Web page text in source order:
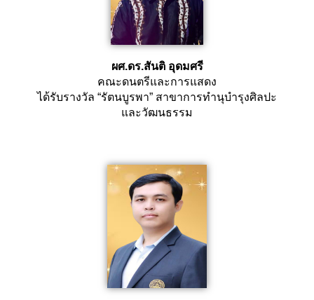
ผศ.ดร.สันติ อุดมศรี
คณะดนตรีและการแสดง
ได้รับรางวัล “รัตนบูรพา” สาขาการทำนุบำรุงศิลปะ
และวัฒนธรรม